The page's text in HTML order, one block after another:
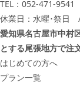
TEL： 052-471-9541
休業日：水曜･祭日
愛知県名古屋市中村
とする尾張地方で注
はじめての方へ
プラン一覧